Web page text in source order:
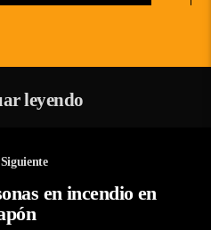
leyendo
en incendio en